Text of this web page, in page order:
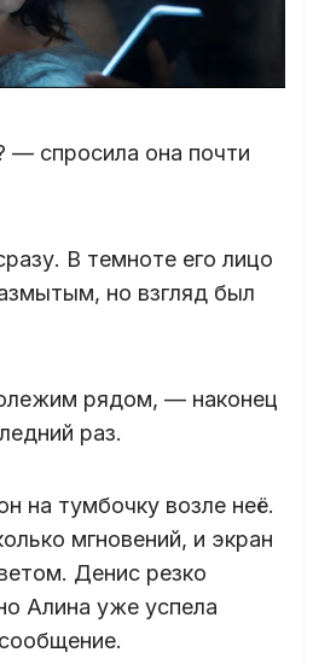
спросила она почти
В темноте его лицо
но взгляд был
рядом, — наконец
раз.
на тумбочку возле неё.
мгновений, и экран
Денис резко
Алина уже успела